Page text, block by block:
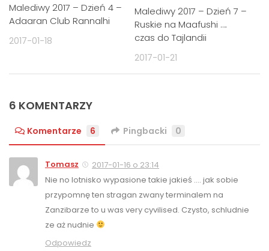
Malediwy 2017 – Dzień 4 –
Adaaran Club Rannalhi
2017-01-18
Malediwy 2017 – Dzień 7 –
Ruskie na Maafushi ….
czas do Tajlandii
2017-01-21
6 KOMENTARZY
Komentarze 6 Pingbacki 0
Tomasz
2017-01-16 o 23:14
Nie no lotnisko wypasione takie jakieś …. jak sobie
przypomnę ten stragan zwany terminalem na
Zanzibarze to u was very cyvilised. Czysto, schludnie
ze aż nudnie
Odpowiedz